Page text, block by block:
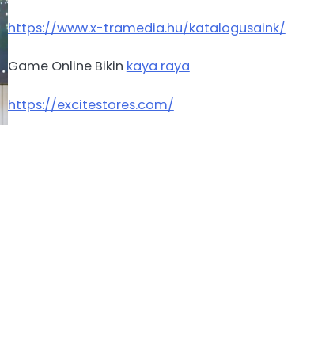
https://www.x-tramedia.hu/katalogusaink/
Game Online Bikin kaya raya
https://excitestores.com/